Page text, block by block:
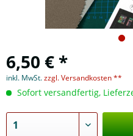
6,50 € *
inkl. MwSt.zzgl. Versandkosten **
Sofort versandfertig,